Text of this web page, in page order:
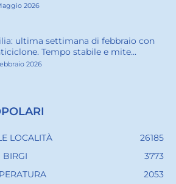
2026
ultima settimana di febbraio con
Tempo stabile e mite...
2026
LOCALITÀ
26185
BIRGI
3773
2053